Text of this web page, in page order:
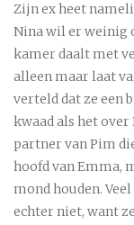
Zijn ex heet
Nina wil er weinig
kamer daalt met
alleen maar laat
verteld dat ze een
kwaad als het over
partner van Pim
hoofd van Emma,
mond houden.
echter niet, want